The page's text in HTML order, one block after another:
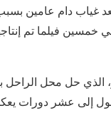
غياب دام عامين
الذي حل محل الراحل
إلى عشر دورات